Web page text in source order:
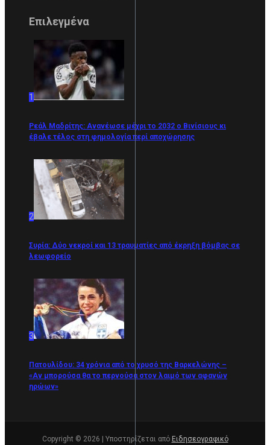
Επιλεγμένα
1
Ρεάλ Μαδρίτης: Ανανέωσε μέχρι το 2032 ο Βινίσιους κι
έβαλε τέλος στη φημολογία περί αποχώρησης
2
Συρία: Δύο νεκροί και 13 τραυματίες από έκρηξη βόμβας σε
λεωφορείο
3
Πατουλίδου: 34 χρόνια από το χρυσό της Βαρκελώνης –
«Αν μπορούσα θα το περνούσα στον λαιμό των αφανών
ηρώων»
Copyright © 2026 | Υποστηρίζεται από Ειδησεογραφικό